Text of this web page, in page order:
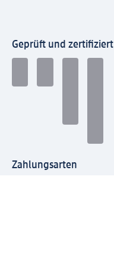
Geprüft und zertifiziert
Zahlungsarten